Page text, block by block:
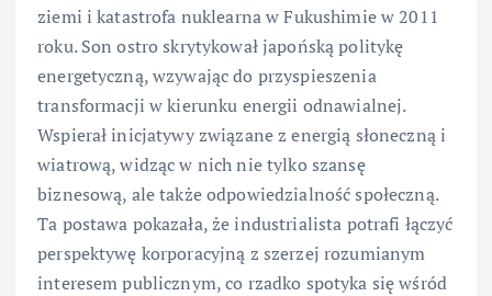
ziemi i katastrofa nuklearna w Fukushimie w 2011
roku. Son ostro skrytykował japońską politykę
energetyczną, wzywając do przyspieszenia
transformacji w kierunku energii odnawialnej.
Wspierał inicjatywy związane z energią słoneczną i
wiatrową, widząc w nich nie tylko szansę
biznesową, ale także odpowiedzialność społeczną.
Ta postawa pokazała, że industrialista potrafi łączyć
perspektywę korporacyjną z szerzej rozumianym
interesem publicznym, co rzadko spotyka się wśród